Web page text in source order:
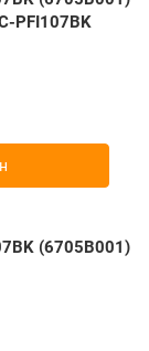
PFI107BK
(6705B001)